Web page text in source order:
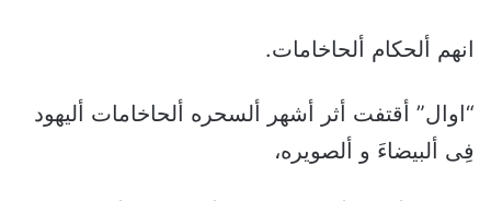
انهم ألحكام ألحاخامات.
“اوال” أقتفت أثر أشهر ألسحره ألحاخامات أليهود
فِى ألبيضاءَ و ألصويره،